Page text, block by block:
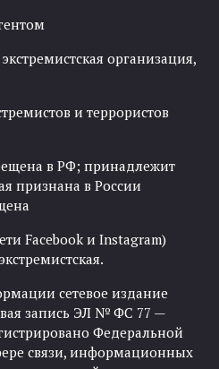
организация,
и террористов
в РФ; принадлежит
признана в России
Facebook и Instagram)
сетевое издание
запись ЭЛ № ФС 77 —
Федеральной
связи, информационных